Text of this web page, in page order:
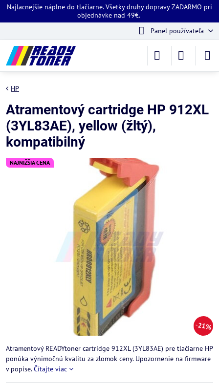
Najlacnejšie náplne do tlačiarne. Všetky druhy dopravy ZADARMO pri
objednávke nad 49€.
Panel používateľa
NAJNIŽŠIA CENA
21%
HP
Atramentový cartridge HP 912XL
(3YL83AE), yellow (žltý),
kompatibilný
Atramentový READYtoner cartridge 912XL (3YL83AE) pre tlačiarne HP
ponúka výnimočnú kvalitu za zlomok ceny. Upozornenie na firmware
v popise.Čítajte viac